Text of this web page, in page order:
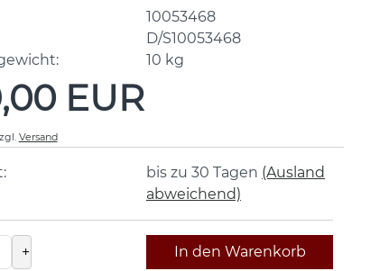
10053468
D/S10053468
10 kg
EUR
Versand
bis zu 30 Tagen (Ausland
abweichend)
+ In den Warenkorb